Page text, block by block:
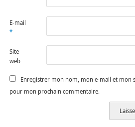
E-mail
*
Site
web
Enregistrer mon nom, mon e-mail et mon
pour mon prochain commentaire.